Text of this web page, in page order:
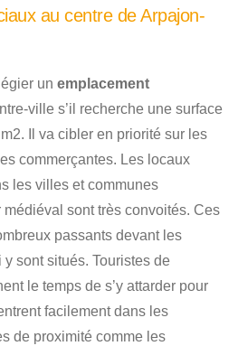
au centre de Arpajon-
un emplacement
ville s’il recherche une surface
Il va cibler en priorité sur les
commerçantes. Les locaux
les villes et communes
médiéval sont très convoités. Ces
passants devant les
sont situés. Touristes de
le temps de s’y attarder pour
facilement dans les
de proximité comme les